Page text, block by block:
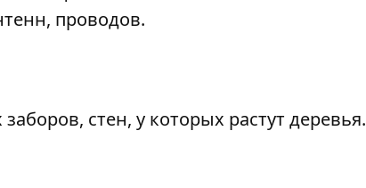
проводов.
стен, у которых растут деревья.